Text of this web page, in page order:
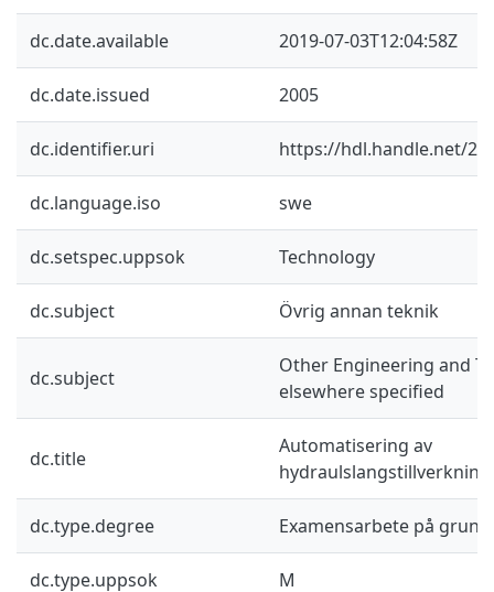
dc.date.available 2019-07-03T12:04:58Z
dc.date.issued 2005
dc.identifier.uri https://hdl.handle.net/
dc.language.iso swe
dc.setspec.uppsok Technology
dc.subject Övrig annan teknik
dc.subject
Other Engineering and
elsewhere specified
dc.title
Automatisering av
hydraulslangstillverkning
dc.type.degree Examensarbete på
dc.type.uppsok M